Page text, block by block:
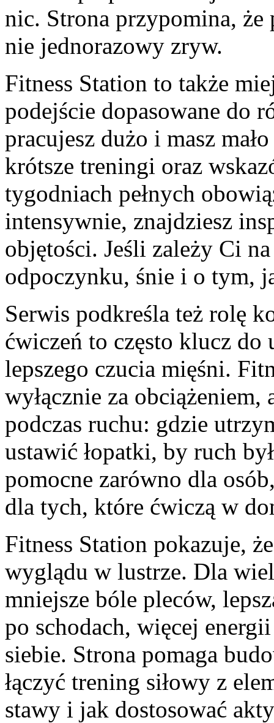
nic. Strona przypomina, że
nie jednorazowy zryw.
Fitness Station to także
podejście dopasowane do
pracujesz dużo i masz
krótsze treningi oraz
tygodniach pełnych
intensywnie, znajdziesz
objętości. Jeśli zależy Ci
odpoczynku, śnie i o tym,
Serwis podkreśla też rolę
ćwiczeń to często klucz do
lepszego czucia mięśni.
wyłącznie za
podczas ruchu: gdzie
ustawić łopatki, by ruch
pomocne zarówno dla
dla tych, które ćwiczą w
Fitness Station pokazuje,
wyglądu w lustrze. Dla
mniejsze bóle pleców,
po schodach, więcej
siebie. Strona pomaga
łączyć trening siłowy z
stawy i jak dostosować